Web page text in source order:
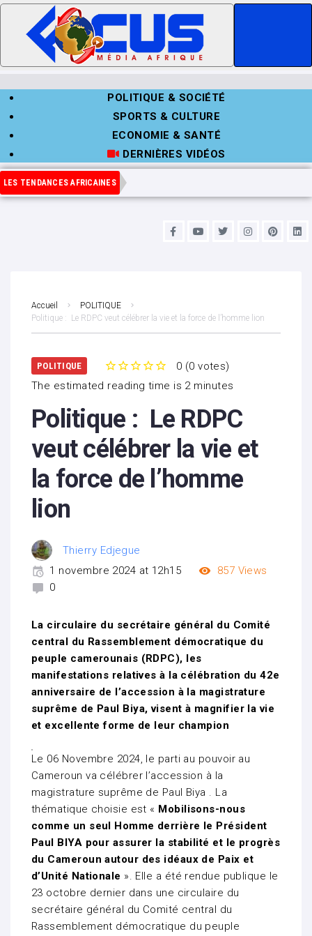
POLITIQUE & SOCIÉTÉ
SPORTS & CULTURE
ECONOMIE & SANTÉ
DERNIÈRES VIDÉOS
LES TENDANCES AFRICAINES
Accueil
POLITIQUE
Politique : Le RDPC veut célébrer la vie et la force de l’homme lion
POLITIQUE 0 (0 votes)
The estimated reading time is 2 minutes
Politique : Le RDPC
veut célébrer la vie et
la force de l’homme
lion
Thierry Edjegue
1 novembre 2024 at 12h15
857 Views
0
La circulaire du secrétaire général du Comité
central du Rassemblement démocratique du
peuple camerounais (RDPC), les
manifestations relatives à la célébration du 42e
anniversaire de l’accession à la magistrature
suprême de Paul Biya, visent à magnifier la vie
et excellente forme de leur champion
Le 06 Novembre 2024, le parti au pouvoir au
Cameroun va célébrer l’accession à la
magistrature suprême de Paul Biya . La
thématique choisie est « Mobilisons-nous
comme un seul Homme derrière le Président
Paul BIYA pour assurer la stabilité et le progrès
du Cameroun autour des idéaux de Paix et
d’Unité Nationale ». Elle a été rendue publique le
23 octobre dernier dans une circulaire du
secrétaire général du Comité central du
Rassemblement démocratique du peuple